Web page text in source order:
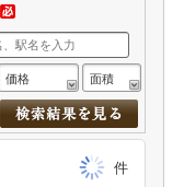
価格 面積
件